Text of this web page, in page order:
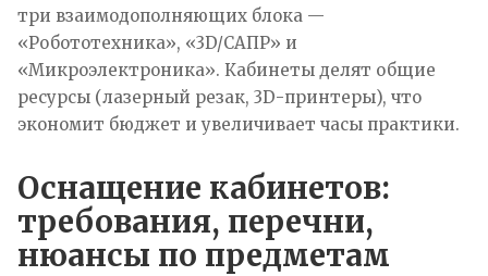
три взаимодополняющих блока —
«Робототехника», «3D/САПР» и
«Микроэлектроника». Кабинеты делят общие
ресурсы (лазерный резак, 3D-принтеры), что
экономит бюджет и увеличивает часы практики.
Оснащение кабинетов:
требования, перечни,
нюансы по предметам